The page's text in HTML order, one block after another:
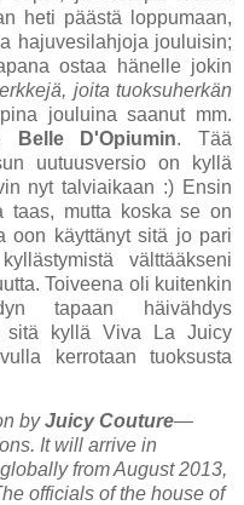
heti päästä loppumaan,
hajuvesilahjoja jouluisin;
ostaa hänelle jokin
joita tuoksuherkän
jouluina saanut mm.
Belle D'Opiumin. Tää
uutuusversio on kyllä
nyt talviaikaan :) Ensin
taas, mutta koska se on
oon käyttänyt sitä jo pari
välttääkseni
Toiveena oli kuitenkin
tapaan häivähdys
sitä kyllä Viva La Juicy
kerrotaan tuoksusta
byJuicy Couture—
It will arrive in
from August 2013,
officials of the house of